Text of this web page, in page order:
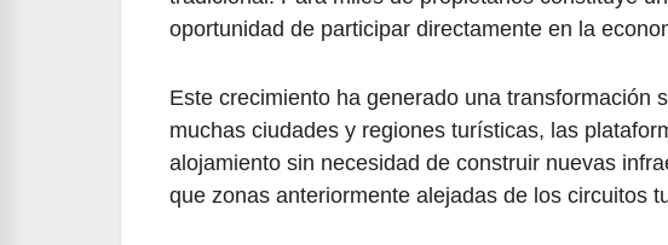
oportunidad de participar directamente en la
Este crecimiento ha generado una transformación
muchas ciudades y regiones turísticas, las
alojamiento sin necesidad de construir nuevas
que zonas anteriormente alejadas de los circuitos